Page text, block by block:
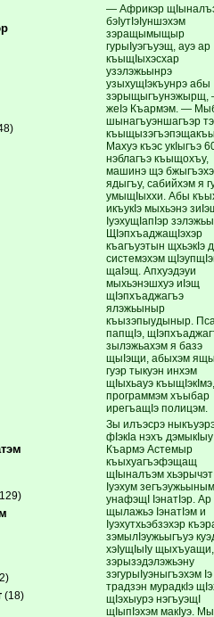
(18)
— Африкэр
бэIутIэIуншэхэм
зэращымыщыр
гурыIуэгъуэщ, ауэ ар
къыщIыхэсхар
узэлэжьынрэ
узыхущIэкъунрэ абы
жеIэ Къармэм. —
шынагъуэншагъэр
Махуэ къэс укIыгъэ
нэблагъэ къыщохъу,
машинэ щэ
ядыгъу, сабийхэм я
умыщIыххи. Абы
икъукIэ мыхьэнэ
IуэхущIапIэр
ЩIэпхъаджащIэхэр
къагъуэтын щхьэкIэ
системэхэм
щаIэщ. Апхуэдэуи
мыхьэнэшхуэ иIэщ
щIэпхъаджагъэ
ялэжьыныр
къызэпыудыныр.
папщIэ,
зылэжьахэм я базэ
щыIэщи, абыхэм
гуэр тыкуэн инхэм
щIыхьауэ
программэм хъыбар
ирегъащIэ полицэм.
Зы илъэсрэ
фIэкIа нэхъ дэмыкIыу
Къармэ Астемыр
къыхуагъэфэщащ
щIыналъэм хьэрычэт
Iуэхум
унафэщI IэнатIэр. Ар
щылажьэ IэнатIэм и
Iуэхутхьэбзэхэр
зэмылIэужьыгъуэ
хэIущIыIу щыхъуащи,
зэрызэдэлэжьэну
зэгурыIуэныгъэхэм Iэ
традзэн мурадкIэ
щIэхыурэ нэгъуэщI
щIыпIэхэм макIуэ.